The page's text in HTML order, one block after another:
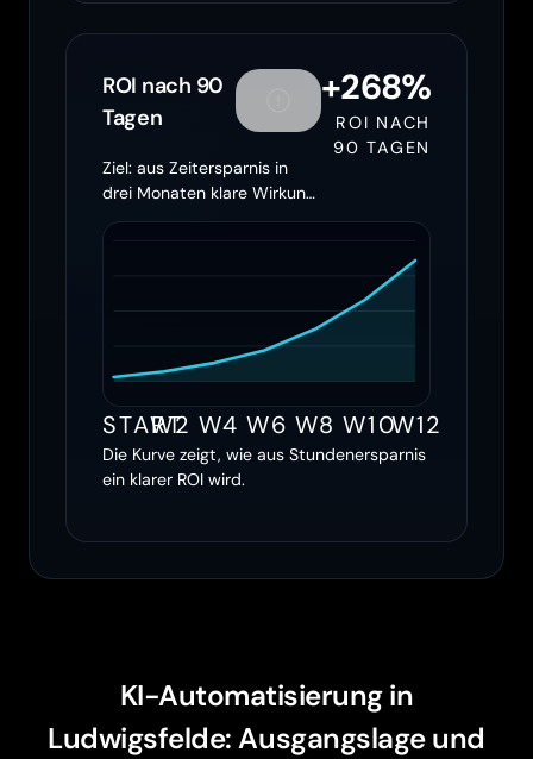
ROI nach 90
Tagen
Ziel: aus Zeitersparnis in
drei Monaten klare Wirkung
machen
+268%
ROI NACH
90 TAGEN
START
W2 W4 W6 W8 W10W12
Die Kurve zeigt, wie aus Stundenersparnis
ein klarer ROI wird.
KI-Automatisierung in
Ludwigsfelde: Ausgangslage und